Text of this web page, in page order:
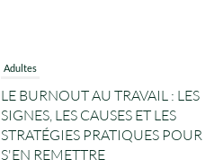
Adultes
LE BURNOUT AU TRAVAIL : LES
SIGNES, LES CAUSES ET LES
STRATÉGIES PRATIQUES POUR
S'EN REMETTRE